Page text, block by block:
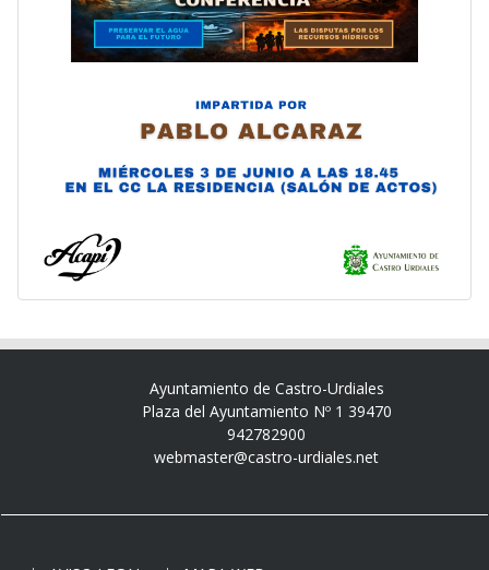
Ayuntamiento de Castro-Urdiales
Plaza del Ayuntamiento Nº 1 39470
942782900
webmaster@castro-urdiales.net